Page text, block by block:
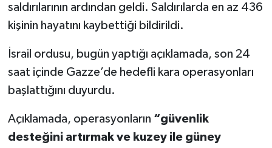
saldırılarının ardından geldi. Saldırılarda en az 436
kişinin hayatını kaybettiği bildirildi.
İsrail ordusu, bugün yaptığı açıklamada, son 24
saat içinde Gazze’de hedefli kara operasyonları
başlattığını duyurdu.
Açıklamada, operasyonların “güvenlik
desteğini artırmak ve kuzey ile güney